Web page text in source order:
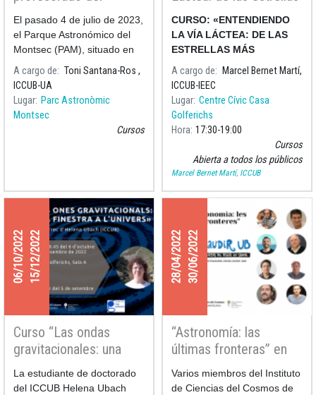
Proyecto Faulkes e
investigadores del
ICUCB en el Parque
Astronómico del
Montsec
El pasado 4 de julio de 2023,
el Parque Astronómico del
Montsec (PAM), situado en
Àger, acogió un encuentro
entre el profesorado del
A cargo de
Toni Santana-Ros ,
ICCUB-UA
Lugar Parc Astronòmic
Montsec
Cursos
más cercanas a la
historia del cosmos
CURSO: «ENTENDIENDO
LA VÍA LÁCTEA: DE LAS
ESTRELLAS MÁS
CERCANAS A LA HISTORIA
DEL COSMOS»
A cargo de
Marcel Bernet Martí,
ICCUB-IEEC
Lugar Centre Cívic Casa
Golferichs
Hora 17:30 19:00
Cursos
Abierta a todos los públicos
Marcel Bernet Martí, ICCUB
06/10/202215/12/2022
Curso “Las ondas
gravitacionales: una
nueva ventana al
universo”
La estudiante de doctorado
del ICCUB Helena Ubach
28/04/202230/06/2022
“Astronomía: las
últimas fronteras” en
los cursos Gaudir UB
Varios miembros del Instituto
de Ciencias del Cosmos de